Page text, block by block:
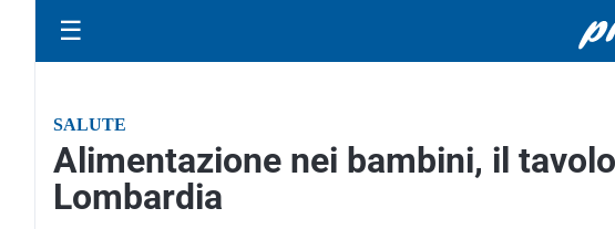
☰
SALUTE
Alimentazione nei bambini, il
Lombardia